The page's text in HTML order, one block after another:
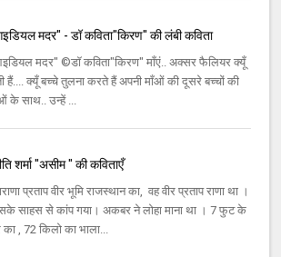
मदर" - डॉ कविता"किरण" की लंबी कविता
मदर" ©डॉ कविता"किरण" माँएं.. अक्सर फैलियर क्यूँ
हैं.... क्यूँ बच्चे तुलना करते हैं अपनी माँओं की दूसरे बच्चों की
के साथ.. उन्हें ...
शर्मा "असीम " की कविताएँ
प्रताप वीर भूमि राजस्थान का, वह वीर प्रताप राणा था ।
साहस से कांप गया। अकबर ने लोहा माना था । 7 फुट के
का , 72 किलो का भाला...